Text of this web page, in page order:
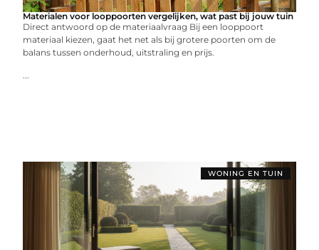
Materialen voor looppoorten vergelijken, wat past bij jouw tuin
Direct antwoord op de materiaalvraag Bij een looppoort
materiaal kiezen, gaat het net als bij grotere poorten om de
balans tussen onderhoud, uitstraling en prijs.
...
WONING EN TUIN